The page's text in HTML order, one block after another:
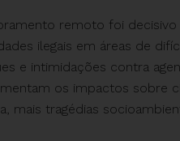
remoto foi decisivo
ilegais em áreas de
e intimidações contra
os impactos sobre
mais tragédias